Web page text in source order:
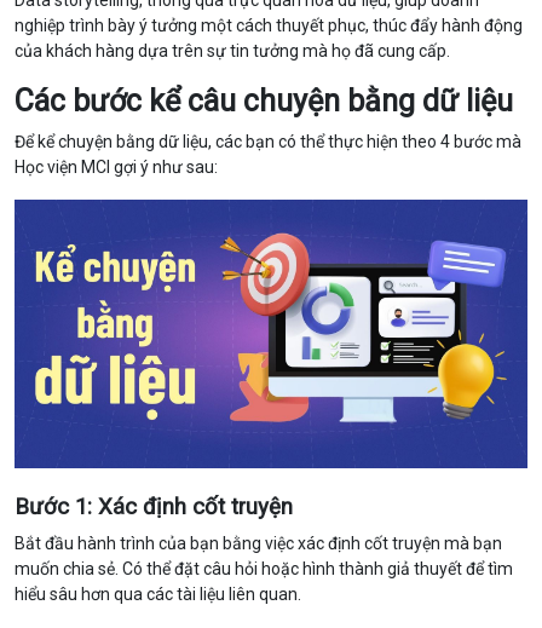
nghiệp trình bày ý tưởng một cách thuyết phục, thúc đẩy hành động
của khách hàng dựa trên sự tin tưởng mà họ đã cung cấp.
Các bước kể câu chuyện bằng dữ liệu
Để kể chuyện bằng dữ liệu, các bạn có thể thực hiện theo 4 bước mà
Học viện MCI gợi ý như sau:
Bước 1: Xác định cốt truyện
Bắt đầu hành trình của bạn bằng việc xác định cốt truyện mà bạn
muốn chia sẻ. Có thể đặt câu hỏi hoặc hình thành giả thuyết để tìm
hiểu sâu hơn qua các tài liệu liên quan.